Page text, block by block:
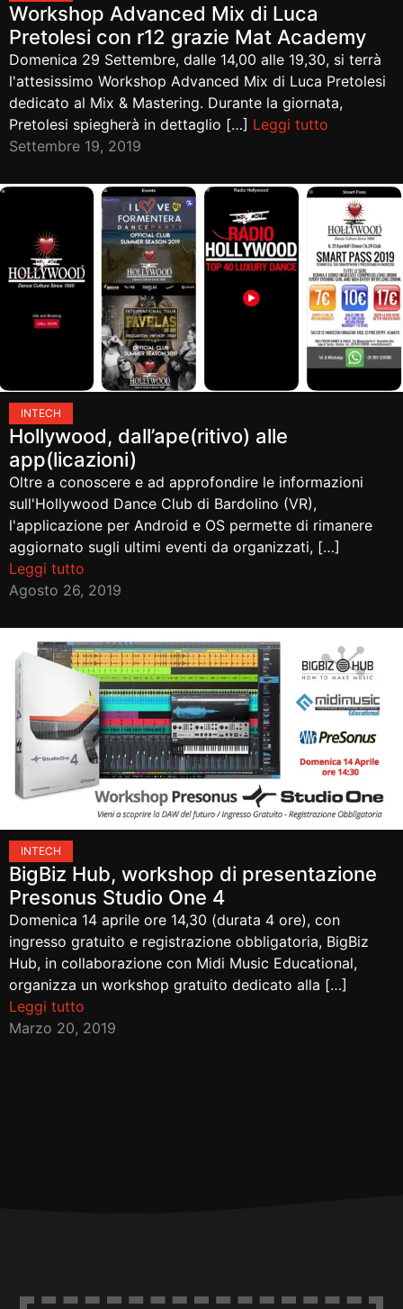
Workshop Advanced Mix di Luca
Pretolesi con r12 grazie Mat Academy
Domenica 29 Settembre, dalle 14,00 alle 19,30, si terrà
l'attesissimo Workshop Advanced Mix di Luca Pretolesi
dedicato al Mix & Mastering. Durante la giornata,
Pretolesi spiegherà in dettaglio […] Leggi tutto
Settembre 19, 2019
INTECH
Hollywood, dall’ape(ritivo) alle
app(licazioni)
Oltre a conoscere e ad approfondire le informazioni
sull'Hollywood Dance Club di Bardolino (VR),
l'applicazione per Android e OS permette di rimanere
aggiornato sugli ultimi eventi da organizzati, […]
Leggi tutto
Agosto 26, 2019
INTECH
BigBiz Hub, workshop di presentazione
Presonus Studio One 4
Domenica 14 aprile ore 14,30 (durata 4 ore), con
ingresso gratuito e registrazione obbligatoria, BigBiz
Hub, in collaborazione con Midi Music Educational,
organizza un workshop gratuito dedicato alla […]
Leggi tutto
Marzo 20, 2019